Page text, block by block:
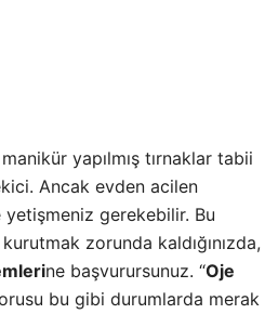
yapılmış tırnaklar tabii
Ancak evden acilen
yetişmeniz gerekebilir. Bu
zorunda kaldığınızda,
ne başvurursunuz. “Oje
bu gibi durumlarda merak